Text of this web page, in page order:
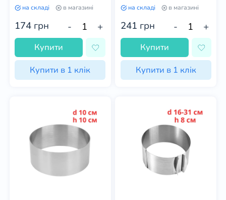
на складі в магазині
174 грн - +
Купити
Купити в 1 клік
на складі в магазині
241 грн - +
Купити
Купити в 1 клік